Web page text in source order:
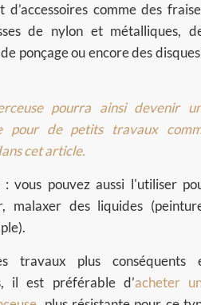
d’accessoires comme des
de nylon et métalliques,
ponçage ou encore des
pourra ainsi devenir
pour de petits travaux
cet article.
: vous pouvez aussi l'utiliser
malaxer des liquides
travaux plus conséquents
il est préférable d’acheter